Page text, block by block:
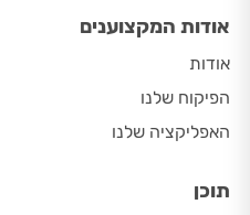
אודות המקצוענים
אודות
הפיקוח שלנו
האפליקציה שלנו
תוכן